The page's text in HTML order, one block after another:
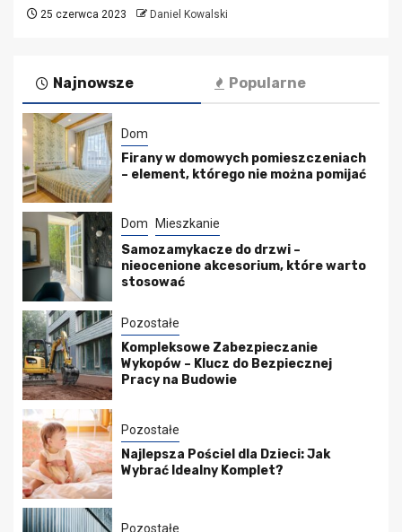
25 czerwca 2023 Daniel Kowalski
Najnowsze Popularne
Dom
Firany w domowych pomieszczeniach
– element, którego nie można pomijać
Dom Mieszkanie
Samozamykacze do drzwi –
nieocenione akcesorium, które warto
stosować
Pozostałe
Kompleksowe Zabezpieczanie
Wykopów – Klucz do Bezpiecznej
Pracy na Budowie
Pozostałe
Najlepsza Pościel dla Dzieci: Jak
Wybrać Idealny Komplet?
Pozostałe